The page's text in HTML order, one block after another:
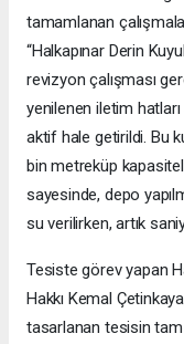
tamamlanan
“Halkapınar Derin
revizyon çalışması
yenilenen iletim
aktif hale getirildi. Bu
bin metreküp
sayesinde, depo
su verilirken, artık
Tesiste görev yapan
Hakkı Kemal
tasarlanan tesisin tam